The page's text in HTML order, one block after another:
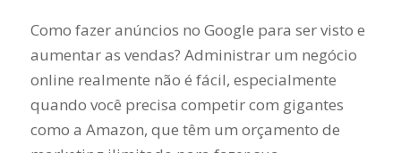
Como fazer anúncios no Google para ser visto e
aumentar as vendas? Administrar um negócio
online realmente não é fácil, especialmente
quando você precisa competir com gigantes
como a Amazon, que têm um orçamento de